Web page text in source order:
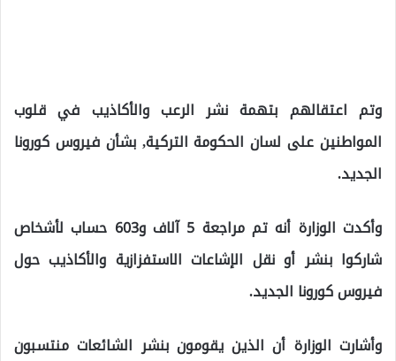
وتم اعتقالهم بتهمة نشر الرعب والأكاذيب في قلوب
المواطنين على لسان الحكومة التركية, بشأن فيروس كورونا
الجديد.
وأكدت الوزارة أنه تم مراجعة 5 آلاف و603 حساب لأشخاص
شاركوا بنشر أو نقل الإشاعات الاستفزازية والأكاذيب حول
فيروس كورونا الجديد.
وأشارت الوزارة أن الذين يقومون بنشر الشائعات منتسبون